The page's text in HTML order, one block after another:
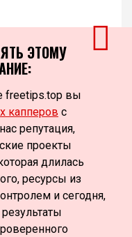
ЭТОМУ
freetips.top вы
капперов с
репутация,
проекты
длилась
ресурсы из
и сегодня,